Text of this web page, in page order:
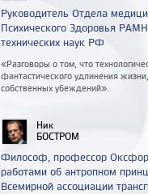
Руководитель Отдела
Психического Здоровья
технических наук РФ
«Разговоры о том, что
фантастического удлинения
собственных убеждений».
Ник
БОСТРОМ
Философ, профессор
работами об антропном
Всемирной ассоциации